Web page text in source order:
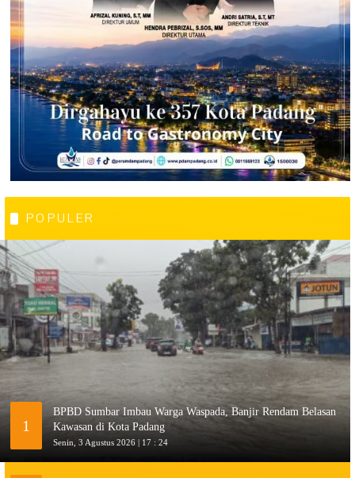
POPULER
1
BPBD Sumbar Imbau Warga Waspada, Banjir Rendam Belasan
Kawasan di Kota Padang
Senin, 3 Agustus 2026 | 17 : 24